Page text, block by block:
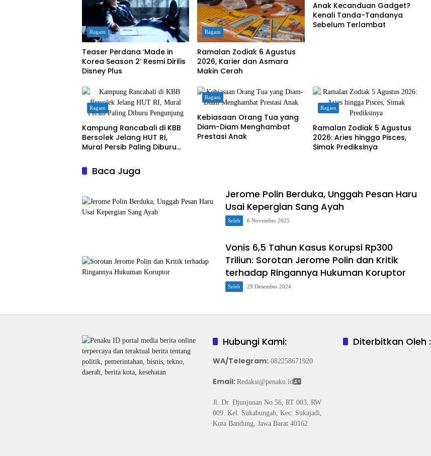
Ragam
Teaser Perdana ‘Made in
Korea Season 2’ Resmi Dirilis
Disney Plus
Ragam
Ramalan Zodiak 6 Agustus
2026, Karier dan Asmara
Makin Cerah
Anak Kecanduan Gadget?
Kenali Tanda-Tandanya
Sebelum Terlambat
Ragam
Kampung Rancabali di KBB
Bersolek Jelang HUT RI,
Mural Persib Paling Diburu
Ragam
Kebiasaan Orang Tua yang
Diam-Diam Menghambat
Prestasi Anak
Ragam
Ramalan Zodiak 5 Agustus
2026: Aries hingga Pisces,
Simak Prediksinya
Baca Juga
Jerome Polin Berduka, Unggah Pesan Haru
Usai Kepergian Sang Ayah
Seleb 6 November 2025
Vonis 6,5 Tahun Kasus Korupsi Rp300
Triliun: Sorotan Jerome Polin dan Kritik
terhadap Ringannya Hukuman Koruptor
Seleb 29 Desember 2024
Hubungi Kami:
WA/Telegram:082258671920
Email: Redaksi@penaku.id
Jl. Dr. Djunjunan No.56, RT 003, RW
009. Kel. Sukabungah, Kec. Sukajadi,
Kota Bandung, Jawa Barat 40162
Diterbitkan Oleh :